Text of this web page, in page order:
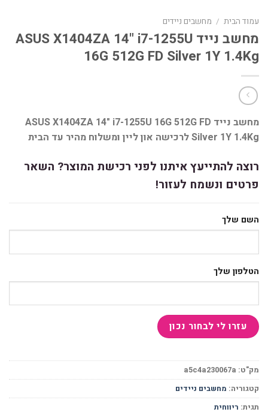
עמוד הבית / מחשבים ניידים
מחשב נייד ASUS X1404ZA 14" i7-1255U
16G 512G FD Silver 1Y 1.4Kg
מחשב נייד ASUS X1404ZA 14" i7-1255U 16G 512G FD
Silver 1Y 1.4Kg לרכישה און ליין ומשלוח מהיר עד הבית
רוצה להתייעץ איתנו לפני רכישת המוצר? השאר
פרטים ונשמח לעזור!
השם שלך
הטלפון שלך
מק"ט:a5c4a230067a
קטגוריה:מחשבים ניידים
תגית:ריווחית